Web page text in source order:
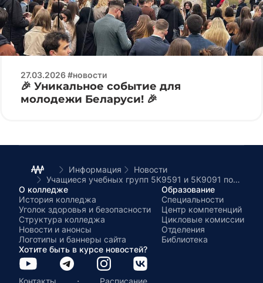
27.03.2026 #новости
🎉 Уникальное событие для
молодежи Беларуси! 🎉
Информация
Новости
Учащиеся учебных групп 5К9591 и 5К9091 посетили Храм-памятник в честь Всех Святых
О колледже
История колледжа
Уголок здоровья и безопасности
Структура колледжа
Новости и анонсы
Логотипы и баннеры сайта
Образование
Специальности
Центр компетенций
Цикловые комиссии
Отделения
Библиотека
Хотите быть в курсе новостей?
Контакты · Расписание